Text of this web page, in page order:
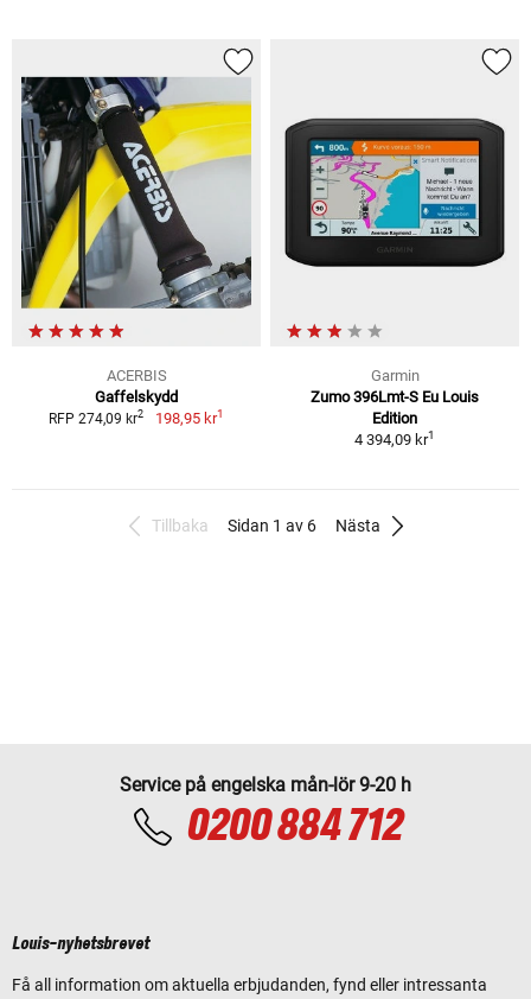
ACERBIS
Gaffelskydd
RFP 274,09 kr2 198,95 kr1
Garmin
Zumo 396Lmt-S Eu Louis
Edition
4 394,09 kr1
Tillbaka Sidan 1 av 6 Nästa
Service på engelska mån-lör 9-20 h
0200 884 712
Louis-nyhetsbrevet
Få all information om aktuella erbjudanden, fynd eller intressanta